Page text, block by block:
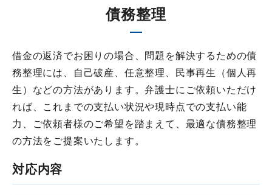
債務整理
借金の返済でお困りの場合、問題を解決するための債
務整理には、自己破産、任意整理、民事再生（個人再
生）などの方法があります。弁護士にご依頼いただけ
れば、これまでの支払い状況や現時点での支払い能
力、ご依頼者様のご希望を踏まえて、最適な債務整理
の方法をご提案いたします。
対応内容